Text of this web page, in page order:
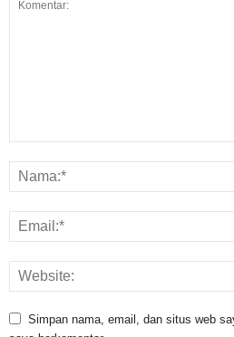
Simpan nama, email, dan situs web